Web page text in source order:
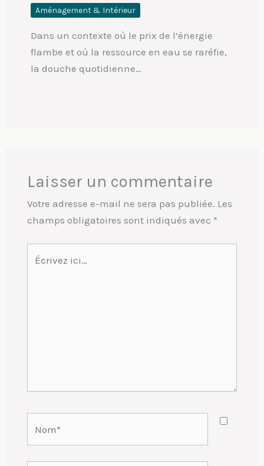
Aménagement & Intérieur
Dans un contexte où le prix de l’énergie
flambe et où la ressource en eau se raréfie,
la douche quotidienne…
Laisser un commentaire
Votre adresse e-mail ne sera pas publiée. Les
champs obligatoires sont indiqués avec *
ici…